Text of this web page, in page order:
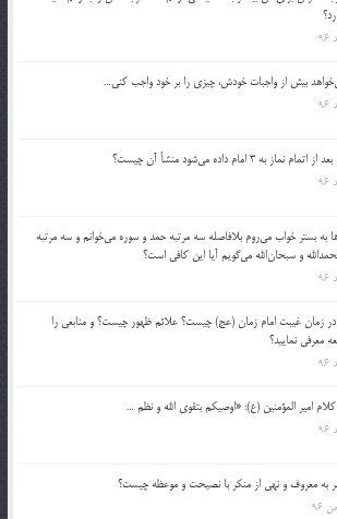
بيش از واجبات خودش، چيزي را بر خود واجب كني…
به 3 امام داده مي‌شود منشأ آن چيست؟
به بستر خواب مي‌روم بلافاصله سه مرتبه حمد و سوره مي‌خوانم و سه مرتبه
الحمدالله و سبحان‌الله مي‌گويم آيا اين كافي است؟
زمان غيبت امام زمان (عج) چيست؟ علائم ظهور چيست؟ و منابعي را
معرفي نماييد؟
كلام امير المؤمنين (ع): «اوصيكم بتقوي الله و نظم …
به معروف و نهي از منكر با نصيحت و موعظه چيست؟